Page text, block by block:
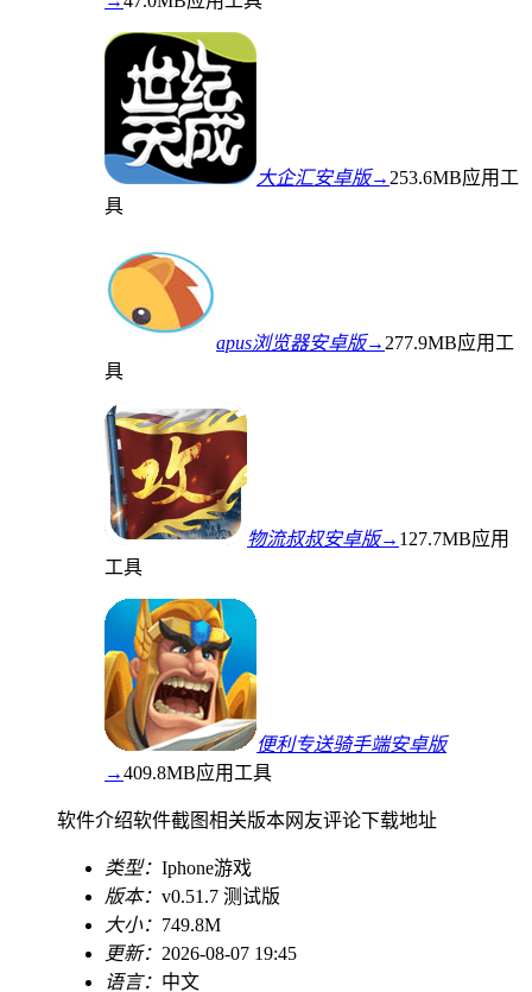
大企汇安卓版→ 253.6MB应用工
具
apus浏览器安卓版→ 277.9MB应用工
具
物流叔叔安卓版→ 127.7MB应用
工具
便利专送骑手端安卓版
→409.8MB应用工具
软件介绍软件截图相关版本网友评论下载地址
类型： Iphone游戏
版本： v0.51.7 测试版
大小： 749.8M
更新： 2026-08-07 19:45
语言： 中文